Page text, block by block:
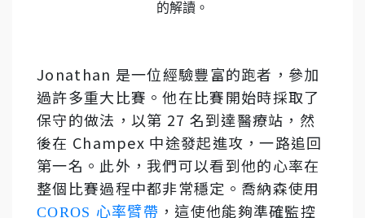
的解讀。
Jonathan 是一位經驗豐富的跑者，參加
過許多重大比賽。他在比賽開始時採取了
保守的做法，以第 27 名到達醫療站，然
後在 Champex 中途發起進攻，一路追回
第一名。此外，我們可以看到他的心率在
整個比賽過程中都非常穩定。喬納森使用
COROS 心率臂帶 ，這使他能夠準確監控